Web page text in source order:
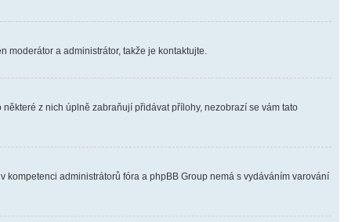
moderátor a administrátor, takže je kontaktujte.
z nich úplně zabraňují přidávat přílohy, nezobrazí se vám tato
administrátorů fóra a phpBB Group nemá s vydáváním varování